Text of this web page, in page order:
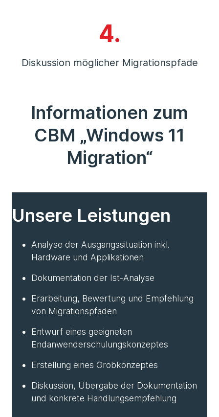
4.
Diskussion möglicher Migrationspfade
Informationen zum
CBM „Windows 11
Migration“
Unsere Leistungen
Analyse der Ausgangssituation inkl.
Hardware und Applikationen
Dokumentation der Ist-Analyse
Erarbeitung, Bewertung und Empfehlung
von Migrationspfaden
Entwurf eines geeigneten
Endanwenderschulungskonzeptes
Erstellung eines Grobkonzeptes
Diskussion, Übergabe der Dokumentation
und konkrete Handlungsempfehlung